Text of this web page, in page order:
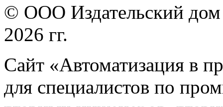
© ООО Издательский
2026 гг.
Сайт «Автоматизация в
для специалистов по